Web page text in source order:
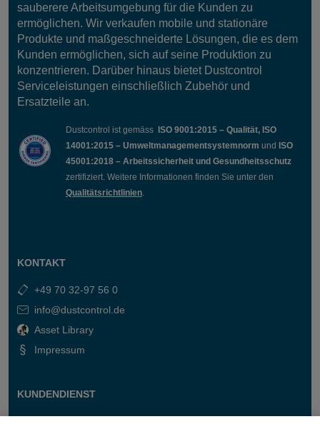
sauberere Arbeitsumgebung für die Kunden zu
ermöglichen. Wir verkaufen mobile und stationäre
Produkte und maßgeschneiderte Lösungen, die es dem
Kunden ermöglichen, sich auf seine Produktion zu
konzentrieren. Darüber hinaus bietet Dustcontrol
Serviceleistungen einschließlich Zubehör und
Ersatzteile an.
Dustcontrol ist gemäss ISO 9001:2015 – Qualität, ISO
14001:2015 – Umweltmanagementsystemnorm und ISO
45001:2018 – Arbeitssicherheit und Gesundheitsschutz
zertifiziert. Weitere Informationen finden Sie unter den
Qualitätsrichtlinien
KONTAKT
+49 70 32-97 56 0
info@dustcontrol.de
Asset Library
Impressum
KUNDENDIENST